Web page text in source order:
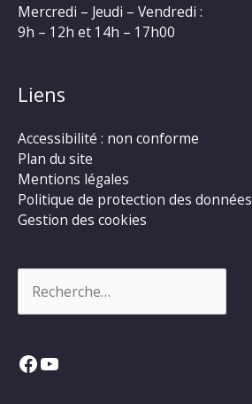
Mercredi – Jeudi – Vendredi :
9h – 12h et 14h – 17h00
Liens
Accessibilité : non conforme
Plan du site
Mentions légales
Politique de protection des données
Gestion des cookies
Facebook
YouTube